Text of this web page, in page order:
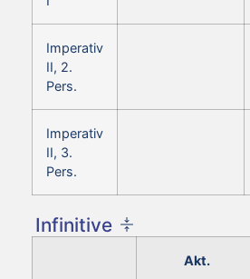
Imperativ
II, 2.
Pers.
Imperativ
II, 3.
Pers.
Infinitive
Akt.